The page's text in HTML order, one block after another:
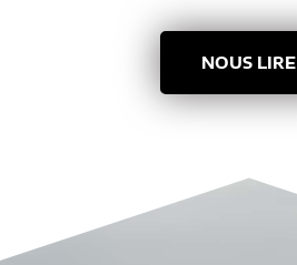
NOUS LIRE